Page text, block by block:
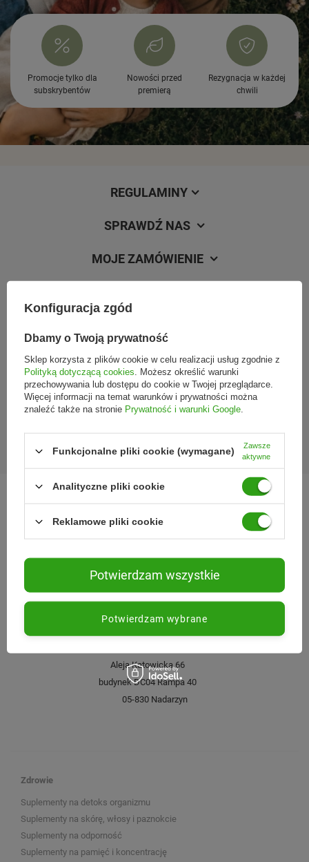
Promocje tylko dla
subskrybentów
Nowości przed
premierą
Rezygnacja w każdej
chwili
REGULAMINY
SPRAWDŹ NAS
MOJE ZAMÓWIENIE
ul. Kazimierzowska 29, 08-110 Siedlce
https://www.mazowsze.wiw.gov.pl
KONTAKT
bok@nabea.pl
Osmańska 12,
02-823Warszawa
Aleja Katowicka 66
budynek DC04 Rampa 40
05-830 Nadarzyn
Zdrowie
Suplementy na detoks organizmu
Suplementy na skórę, włosy i paznokcie
Suplementy na odporność
Suplementy na pamięć i koncentrację
Konfiguracja zgód
Dbamy o Twoją prywatność
Sklep korzysta z plików cookie w celu realizacji usług zgodnie z
Polityką dotyczącą cookies . Możesz określić warunki
przechowywania lub dostępu do cookie w Twojej przeglądarce.
Więcej informacji na temat warunków i prywatności można
znaleźć także na stronie Prywatność i warunki Google
Funkcjonalne pliki cookie (wymagane)
Zawsze
aktywne
Analityczne pliki cookie
Reklamowe pliki cookie
Potwierdzam wybrane
Potwierdzam wszystkie